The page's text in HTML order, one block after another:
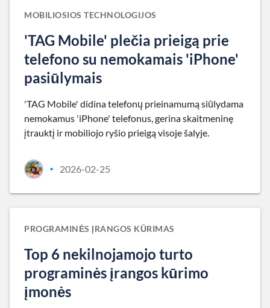
MOBILIOSIOS TECHNOLOGIJOS
'TAG Mobile' plečia prieigą prie
telefono su nemokamais 'iPhone'
pasiūlymais
'TAG Mobile' didina telefonų prieinamumą siūlydama
nemokamus 'iPhone' telefonus, gerina skaitmeninę
įtrauktį ir mobiliojo ryšio prieigą visoje šalyje.
• 2026-02-25
PROGRAMINĖS ĮRANGOS KŪRIMAS
Top 6 nekilnojamojo turto
programinės įrangos kūrimo
įmonės